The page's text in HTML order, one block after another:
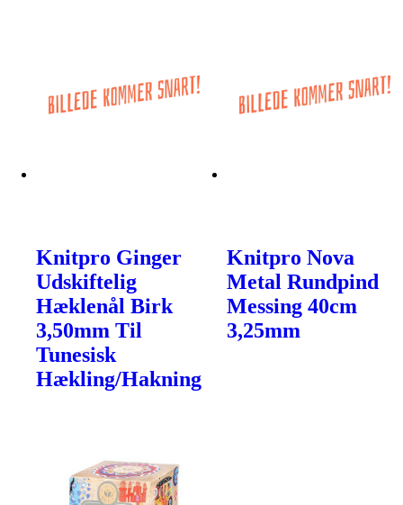
Knitpro Ginger
Udskiftelig
Hæklenål Birk
3,50mm Til
Tunesisk
Hækling/Hakning
Knitpro Nova
Metal Rundpind
Messing 40cm
3,25mm